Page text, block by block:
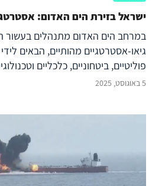
ישראל בזירת הים האדום:
במרחב הים האדום מתנהלים בעשור
גיאו-אסטרטגיים מהותיים, הבאים לידי
פוליטיים, ביטחוניים, כלכליים
המשתרע בין המזרח התיכון בצפון,
תהליכים אלה מציבים בפני ישראל
את נכסיותה הגיאו-אסטרטגית לשם
ולהשפעה מתרחבת ומעמיקה על
5 באוגוסט, 2025